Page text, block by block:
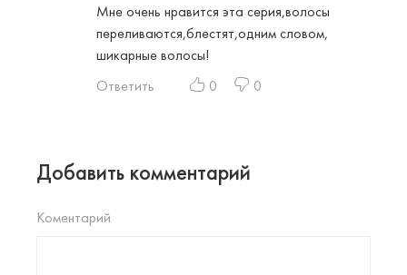
Мне очень нравится эта серия,волосы
переливаются,блестят,одним словом,
шикарные волосы!
Ответить
0 0
Добавить комментарий
Коментарий